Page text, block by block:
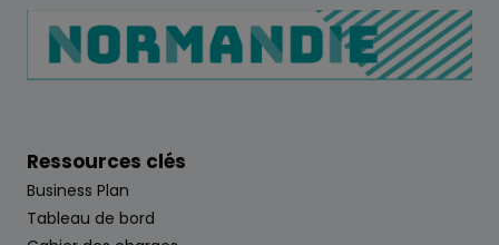
Ressources clés
Business Plan
Tableau de bord